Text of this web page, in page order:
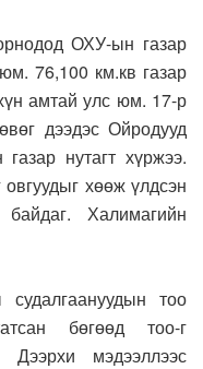
ОХУ-ын газар
76,100 км.кв газар
амтай улс юм. 17-р
дээдэс Ойродууд
нутагт хүржээ.
хөөж үлдсэн
Халимагийн
тоо
бөгөөд тоо-г
мэдээллээс